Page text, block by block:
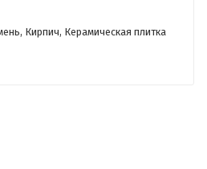
Кирпич, Керамическая плитка